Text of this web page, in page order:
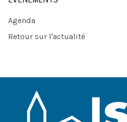
Agenda
Retour sur l'actualité